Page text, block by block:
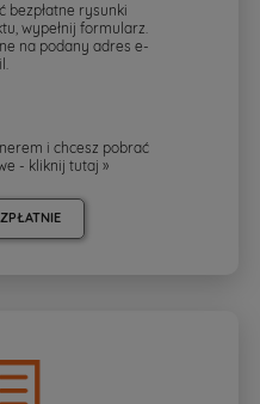
bezpłatne rysunki
wypełnij formularz.
na podany adres e-
i chcesz pobrać
- kliknij tutaj »